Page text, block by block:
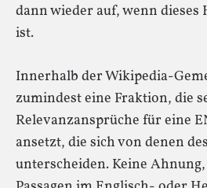
dann wieder auf, wenn dieses
ist.
Innerhalb der Wikipedia-
zumindest eine Fraktion, die
Relevanzansprüche für eine
ansetzt, die sich von denen
unterscheiden. Keine